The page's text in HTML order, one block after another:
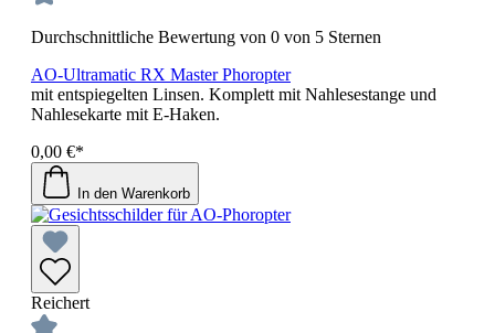
Durchschnittliche Bewertung von 0 von 5 Sternen
AO-Ultramatic RX Master Phoropter
mit entspiegelten Linsen. Komplett mit Nahlesestange und
Nahlesekarte mit E-Haken.
0,00 €*
In den Warenkorb
Reichert